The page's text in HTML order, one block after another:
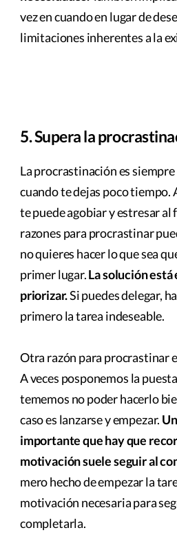
vez en cuando en lugar de
limitaciones inherentes a la
5. Supera la
La procrastinación es
cuando te dejas poco
te puede agobiar y estresar al
razones para procrastinar
no quieres hacer lo que sea
primer lugar.La solución está
priorizar.Si puedes delegar,
primero la tarea indeseable.
Otra razón para procrastinar
A veces posponemos la
tememos no poder hacerlo
caso es lanzarse y empezar.
importante que hay que
motivación suele seguir al
mero hecho de empezar la
motivación necesaria para
completarla.